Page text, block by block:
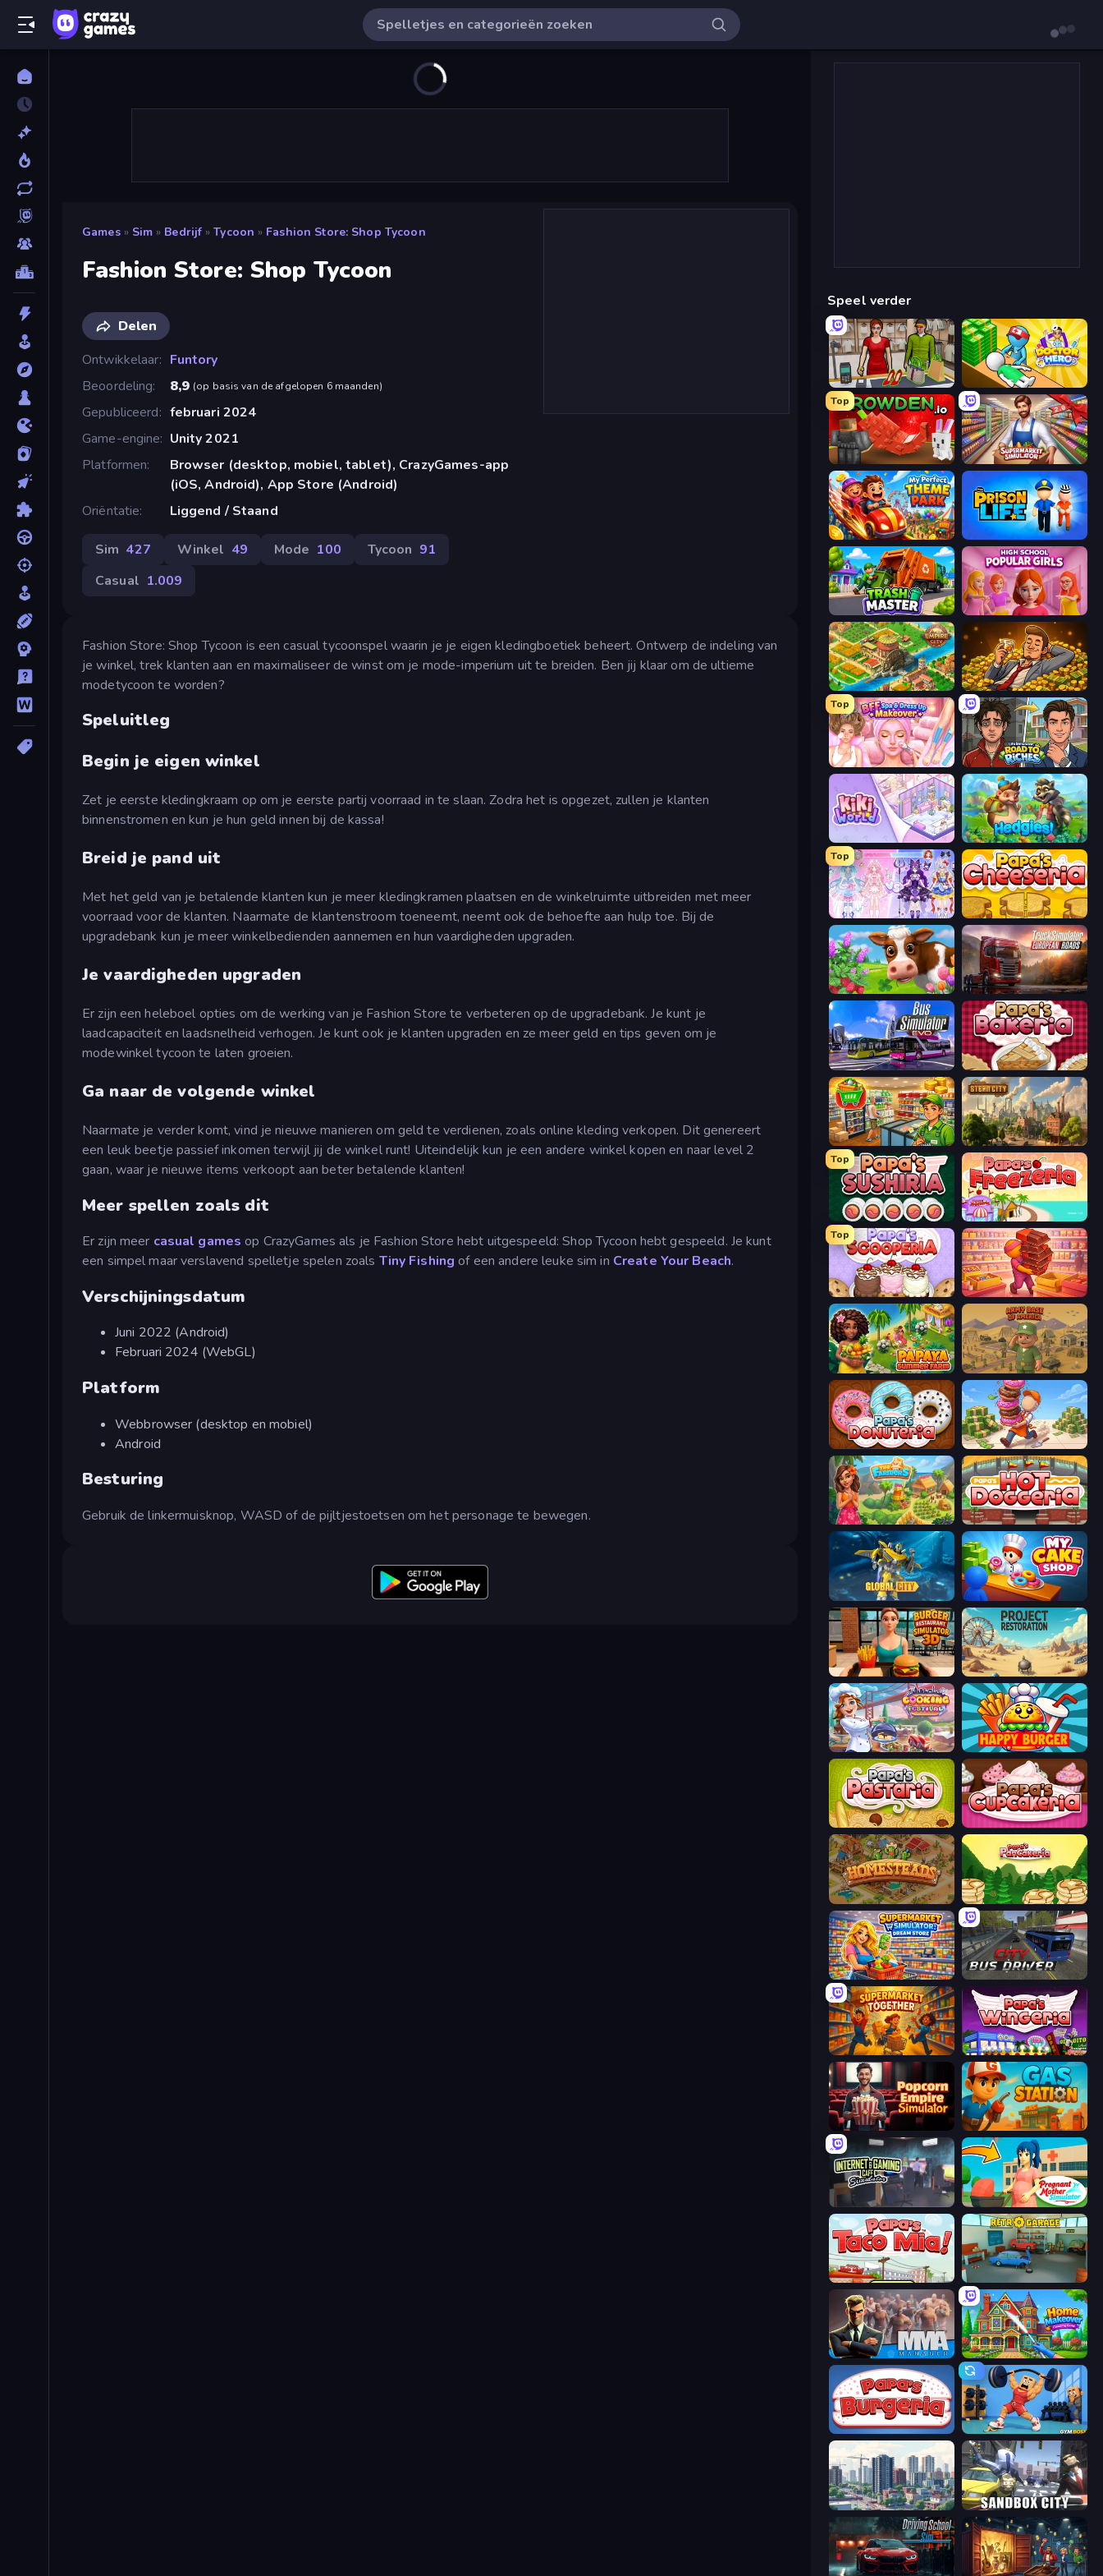
Games » Sim » Bedrijf » Tycoon » Fashion Store: Shop Tycoon
Fashion Store: Shop Tycoon
Delen
Ontwikkelaar
Funtory
Beoordeling
8,9 (op basis van de afgelopen 6 maanden)
Gepubliceerd
februari 2024
Game-engine
Unity 2021
Platformen
Browser (desktop, mobiel, tablet), CrazyGames-app
(iOS, Android), App Store (Android)
Oriëntatie
Liggend / Staand
Sim 427 Winkel 49 Mode 100 Tycoon 91
Casual 1.009
Fashion Store: Shop Tycoon is een casual tycoonspel waarin je je eigen kledingboetiek beheert. Ontwerp de indeling van
je winkel, trek klanten aan en maximaliseer de winst om je mode-imperium uit te breiden. Ben jij klaar om de ultieme
modetycoon te worden?
Speluitleg
Begin je eigen winkel
Zet je eerste kledingkraam op om je eerste partij voorraad in te slaan. Zodra het is opgezet, zullen je klanten
binnenstromen en kun je hun geld innen bij de kassa!
Breid je pand uit
Met het geld van je betalende klanten kun je meer kledingkramen plaatsen en de winkelruimte uitbreiden met meer
voorraad voor de klanten. Naarmate de klantenstroom toeneemt, neemt ook de behoefte aan hulp toe. Bij de
upgradebank kun je meer winkelbedienden aannemen en hun vaardigheden upgraden.
Je vaardigheden upgraden
Er zijn een heleboel opties om de werking van je Fashion Store te verbeteren op de upgradebank. Je kunt je
laadcapaciteit en laadsnelheid verhogen. Je kunt ook je klanten upgraden en ze meer geld en tips geven om je
modewinkel tycoon te laten groeien.
Ga naar de volgende winkel
Naarmate je verder komt, vind je nieuwe manieren om geld te verdienen, zoals online kleding verkopen. Dit genereert
een leuk beetje passief inkomen terwijl jij de winkel runt! Uiteindelijk kun je een andere winkel kopen en naar level 2
gaan, waar je nieuwe items verkoopt aan beter betalende klanten!
Meer spellen zoals dit
Er zijn meer casual games op CrazyGames als je Fashion Store hebt uitgespeeld: Shop Tycoon hebt gespeeld. Je kunt
een simpel maar verslavend spelletje spelen zoals Tiny Fishing of een andere leuke sim in Create Your Beach.
Verschijningsdatum
Juni 2022 (Android)
Februari 2024 (WebGL)
Platform
Webbrowser (desktop en mobiel)
Android
Besturing
Gebruik de linkermuisknop, WASD of de pijltjestoetsen om het personage te bewegen.
Speel verder
Shop Master 3D Doctor Hero
Top
Grow A Garden | Growden.io Supermarket Simulator: Store Manager
My Perfect Theme Park Prison Life
Trash Master
Empire City Idle Billionaire Tycoon
Top
BFF Makeover - Spa & Dress Up Life Simulator: Road to Riches
KiKi World Hedgies
Top
Idol Livestream: Fashion Game Papa's Cheeseria
Country Life Meadows Truck Simulator: European Roads
Bus Simulator: EVO Papa's Bakeria
Supermarket Simulator: Desert Steam City
Top
Papa's Sushiria Papa's Freezeria
Top
Papa's Scooperia Candy Packing Store
Papaya Summer Farm Army Base Of America
Papa's Donuteria Donut Place
The Farmers Papa's Hot Doggeria
Global City My Cake Shop
Project Restoration
Cooking Festival Happy Burger
Papa's Pastaria Papas Cupcakeria
Homesteads: Dream Farm Papa's Pancakeria
Supermarket Simulator: Dream Store City Bus Driver
Supermarket Together Papa's Wingeria
Gas Station
Pregnant Mother Simulator
Papa's Taco Mia Retro Garage
MMA Manager 2 Home Makeover Cleaning Game
Papa's Burgeria Gym Boss
SuperCity 3D Sandbox City